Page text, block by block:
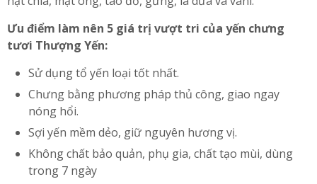
Ưu điểm làm nên 5 giá trị vượt tri của yến chưng
tươi Thượng Yến:
Sử dụng tổ yến loại tốt nhất.
Chưng bằng phương pháp thủ công, giao ngay
nóng hổi.
Sợi yến mềm dẻo, giữ nguyên hương vị.
Không chất bảo quản, phụ gia, chất tạo mùi, dùng
trong 7 ngày